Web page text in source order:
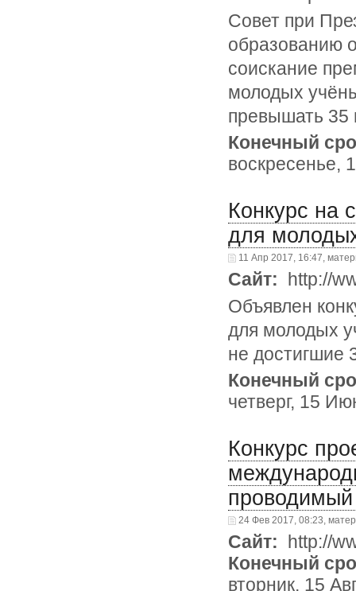
Совет при
образованию
соискание
молодых
превышать 35
Конечный
воскресенье,
Конкурс на
для
11 Апр 2017, 16:47,
Сайт: http://
Объявлен
для молодых
не достигшие
Конечный
четверг, 15
Конкурс
24 Фев 2017, 08:23,
Сайт: http://
Конечный
вторник, 15